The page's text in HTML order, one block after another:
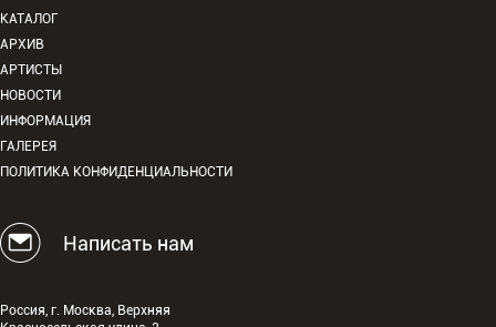
КАТАЛОГ
АРХИВ
АРТИСТЫ
НОВОСТИ
ИНФОРМАЦИЯ
ГАЛЕРЕЯ
ПОЛИТИКА КОНФИДЕНЦИАЛЬНОСТИ
Написать нам
Россия, г. Москва, Верхняя